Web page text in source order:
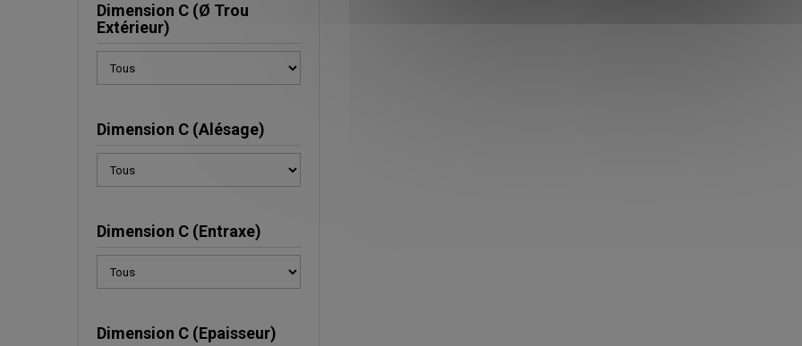
Dimension C (Ø Trou
Extérieur)
Dimension C (Alésage)
Dimension C (Entraxe)
Dimension C (Epaisseur)